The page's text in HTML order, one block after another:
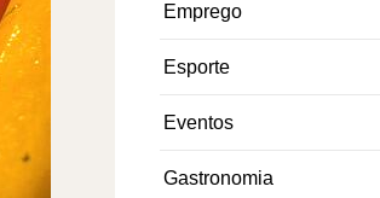
Emprego
Esporte
Eventos
Gastronomia